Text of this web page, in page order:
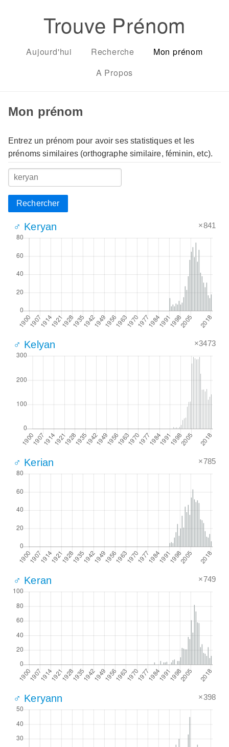
Trouve Prénom
Aujourd'hui Recherche
Mon prénom
A Propos
Mon prénom
Entrez un prénom pour avoir ses statistiques et les
prénoms similaires (orthographe similaire, féminin, etc).
Rechercher
♂ Keryan ×841
♂ Kelyan ×3473
♂ Kerian ×785
♂ Keran ×749
♂ Keryann ×398